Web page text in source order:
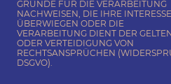
GRÜNDE FÜR DIE VERARBEITUNG
NACHWEISEN, DIE IHRE
ÜBERWIEGEN ODER DIE
VERARBEITUNG DIENT DER
ODER VERTEIDIGUNG VON
RECHTSANSPRÜCHEN
DSGVO).